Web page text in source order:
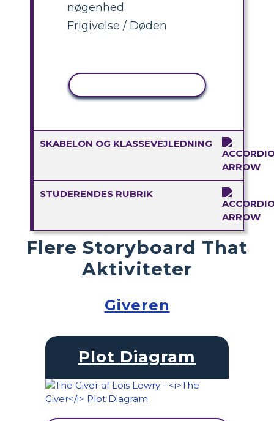
nøgenhed
Frigivelse / Døden
SKABELON OG KLASSEVEJLEDNING
STUDERENDES RUBRIK
Flere Storyboard That
Aktiviteter
Giveren
Plot Diagram